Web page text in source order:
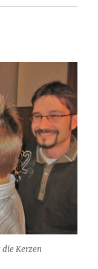
Kerzen